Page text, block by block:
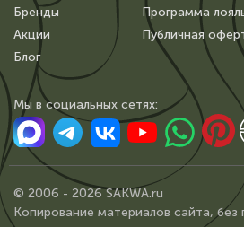
Бренды
Акции
Блог
Программа
Публичная
Мы в сoциальных сетях:
© 2006 - 2026 SAKWA.ru
Копирование материалов сайта, без